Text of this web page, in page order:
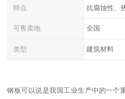
特点
可售卖地 全国
类型 建筑材料
钢板可以说是我国工业生产中的一个